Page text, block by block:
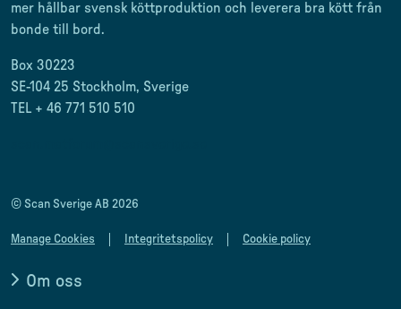
mer hållbar svensk köttproduktion och leverera bra kött från
bonde till
bord.
Box 30223
SE-104 25 Stockholm, Sverige
TEL + 46 771 510 510
© Scan Sverige AB 2026
Manage Cookies Integritetspolicy Cookie policy
Om oss